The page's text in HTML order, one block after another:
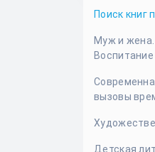
Поиск книг
Муж и жена.
и девушка
вызовы
Детская